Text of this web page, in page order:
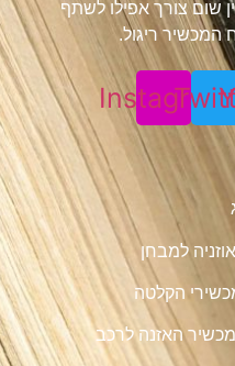
שום צורך אפילו לשתף
המכשיר ריגול.
Instagram
אוזניה למבחן
הקלטה
מכשיר האזנה לרכב